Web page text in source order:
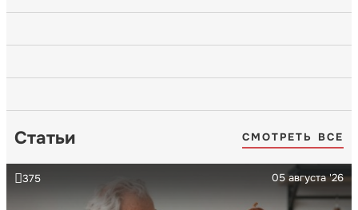
Статьи СМОТРЕТЬ ВСЕ
05 августа '26
375